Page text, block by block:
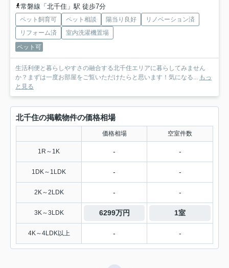
常磐線「北千住」駅 徒歩7分
ペット飼育可 ペット相談 陽当り良好
リノベーション済
リフォーム済
室内洗濯機置場
ペット可
生活利便と暮らしやすさの融合する北千住エリアに暮らしてみません
か？まずは一度お部屋をご覧いただけたらと思います！気になる... もっ
と見る
北千住の掲載物件の価格相場
価格相場 空室件数
1R～1K - -
1DK～1LDK - -
2K～2LDK - -
3K～3LDK 6299万円 1室
4K～4LDK以上 - -